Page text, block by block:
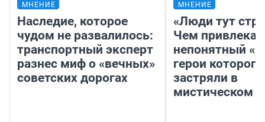
МНЕНИЕ
Наследие, которое
чудом не развалилось:
транспортный эксперт
разнес миф о «вечных»
советских дорогах
МНЕНИЕ
«Люди тут
Чем
непонятный
герои которого
застряли в
мистическом